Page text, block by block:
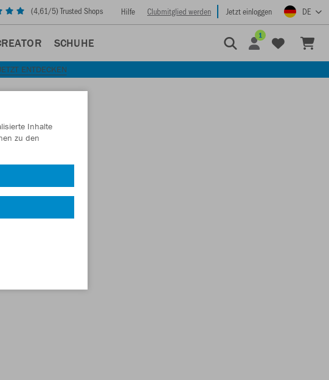
(4,61/5) Trusted Shops Hilfe Clubmitglied werden Jetzt einloggen DE
SCHUHE
1
JETZT ENTDECKEN
Inhalte
zu den